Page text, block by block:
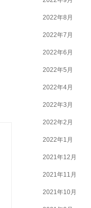
2022年8月
2022年7月
2022年6月
2022年5月
2022年4月
2022年3月
2022年2月
2022年1月
2021年12月
2021年11月
2021年10月